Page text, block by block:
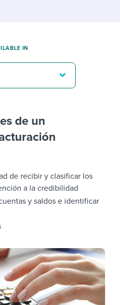
de un
de recibir y clasificar los
a la credibilidad
y saldos e identificar
IN